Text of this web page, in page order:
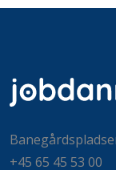
+45 65 45 53 00